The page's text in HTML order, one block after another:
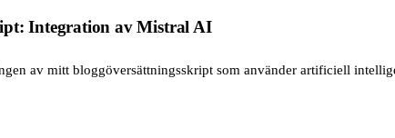
Integration av Mistral AI
av mitt bloggöversättningsskript som använder artificiell